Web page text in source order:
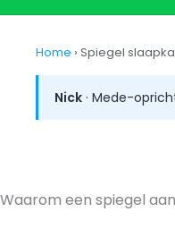
Home › Spiegel
Nick · Mede-
Waarom een spiegel